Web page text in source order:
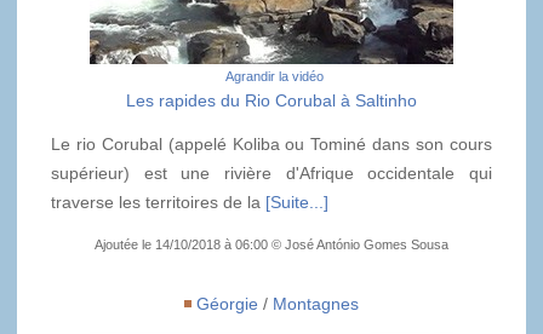
Agrandir la vidéo
Les rapides du Rio Corubal à Saltinho
Le rio Corubal (appelé Koliba ou Tominé dans son cours
supérieur) est une rivière d'Afrique occidentale qui
traverse les territoires de la [Suite...]
Ajoutée le 14/10/2018 à 06:00 © José António Gomes Sousa
Géorgie / Montagnes